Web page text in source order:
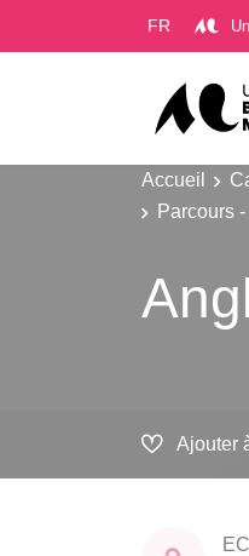
FR
Accueil
Parcours
Ajouter